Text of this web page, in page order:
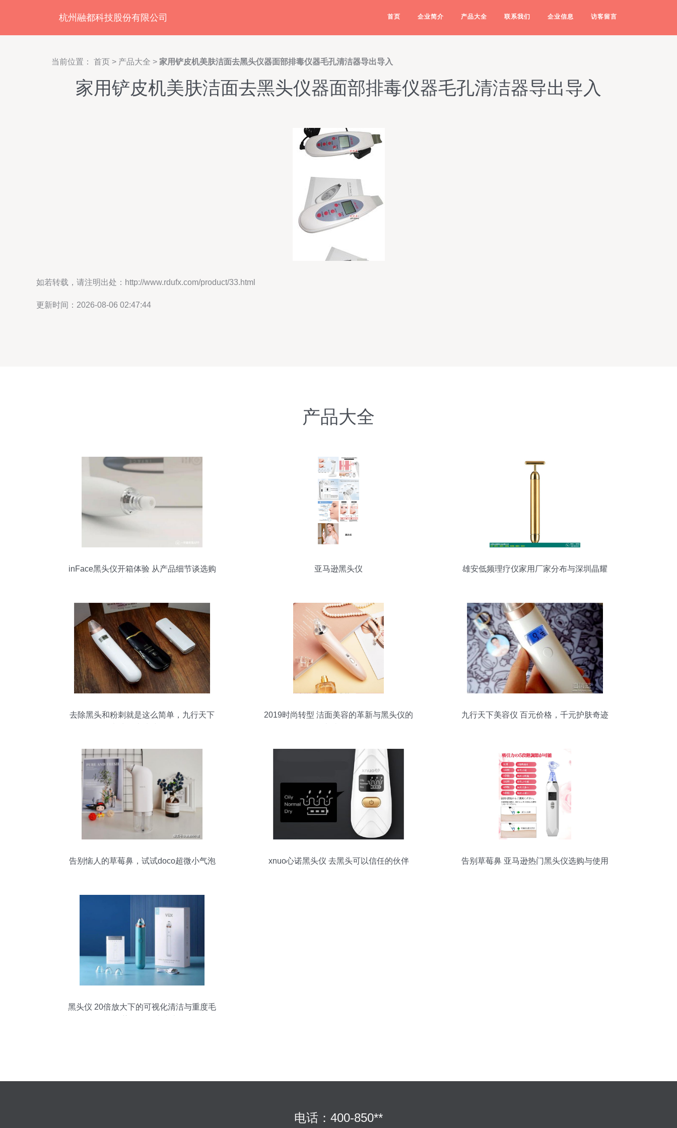
杭州融都科技股份有限公司 首页 企业简介 产品大全 联系我们 企业信息 访客留言
当前位置： 首页 > 产品大全 > 家用铲皮机美肤洁面去黑头仪器面部排毒仪器毛孔清洁器导出导入
家用铲皮机美肤洁面去黑头仪器面部排毒仪器毛孔清洁器导出导入
如若转载，请注明出处：http://www.rdufx.com/product/33.html
更新时间：2026-08-06 02:47:44
产品大全
inFace黑头仪开箱体验 从产品细节谈选购
亚马逊黑头仪
雄安低频理疗仪家用厂家分布与深圳晶耀
去除黑头和粉刺就是这么简单，九行天下
2019时尚转型 洁面美容的革新与黑头仪的
九行天下美容仪 百元价格，千元护肤奇迹
告别恼人的草莓鼻，试试doco超微小气泡
xnuo心诺黑头仪 去黑头可以信任的伙伴
告别草莓鼻 亚马逊热门黑头仪选购与使用
黑头仪 20倍放大下的可视化清洁与重度毛
电话：400-850**